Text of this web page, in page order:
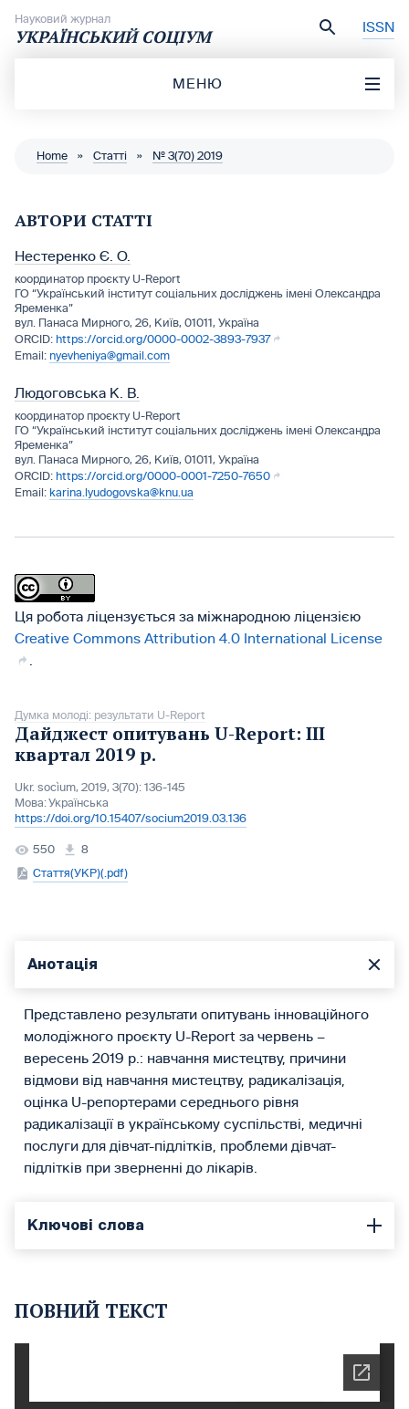
Науковий журнал
УКРАЇНСЬКИЙ СОЦІУМ ISSN
МЕНЮ
Home » Статті » № 3(70) 2019
АВТОРИ СТАТТІ
Нестеренко Є. О.
координатор проєкту U-Report
ГО “Український інститут соціальних досліджень імені Олександра
Яременка”
вул. Панаса Мирного, 26, Київ, 01011, Україна
https://orcid.org/0000-0002-3893-7937
nyevheniya@gmail.com
Людоговська К. В.
координатор проєкту U-Report
ГО “Український інститут соціальних досліджень імені Олександра
Яременка”
вул. Панаса Мирного, 26, Київ, 01011, Україна
https://orcid.org/0000-0001-7250-7650
karina.lyudogovska@knu.ua
Ця робота ліцензується за міжнародною ліцензією
Creative Commons Attribution 4.0 International License
Думка молоді: результати U-Report
Дайджест опитувань U-Report: ІІІ
квартал 2019 р.
Ukr. socìum, 2019, 3(70): 136-145
Мова:Українська
https://doi.org/10.15407/socium2019.03.136
550
8
Стаття(УКР)(.pdf)
Анотація
Представлено результати опитувань інноваційного
молодіжного проєкту U-Report за червень –
вересень 2019 р.: навчання мистецтву, причини
відмови від навчання мистецтву, радикалізація,
оцінка U-репортерами середнього рівня
радикалізації в українському суспільстві, медичні
послуги для дівчат-підлітків, проблеми дівчат-
підлітків при зверненні до лікарів.
Ключові слова
ПОВНИЙ ТЕКСТ